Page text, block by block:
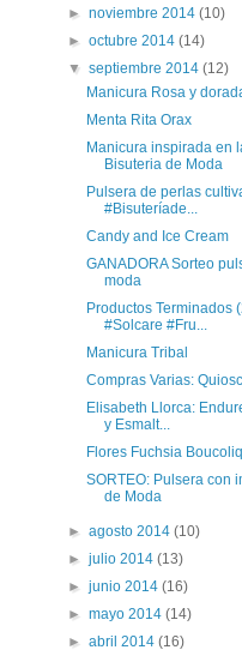
►noviembre 2014(10)
►octubre 2014(14)
▼septiembre 2014(12)
Manicura Rosa y
Menta Rita Orax
Manicura inspirada en
Bisuteria de Moda
Pulsera de perlas
#Bisuteríade...
Candy and Ice Cream
GANADORA Sorteo
moda
Productos Terminados
#Solcare #Fru...
Manicura Tribal
Compras Varias:
Elisabeth Llorca:
y Esmalt...
Flores Fuchsia
SORTEO: Pulsera con
de Moda
►agosto 2014(10)
►julio 2014(13)
►junio 2014(16)
►mayo 2014(14)
►abril 2014(16)